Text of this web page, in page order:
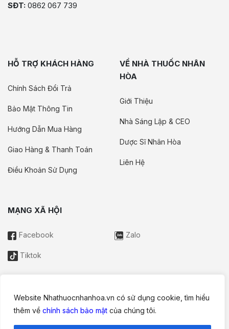
Website Nhathuocnhanhoa.vn có sử dụng cookie, tìm hiểu
thêm về chính sách bảo mật của chúng tôi.
SĐT: 0862 067 739
HỖ TRỢ KHÁCH HÀNG
Chính Sách Đổi Trả
Bảo Mật Thông Tin
Hướng Dẫn Mua Hàng
Giao Hàng & Thanh Toán
Điều Khoản Sử Dụng
VỀ NHÀ THUỐC NHÂN
HÒA
Giới Thiệu
Nhà Sáng Lập & CEO
Dược Sĩ Nhân Hòa
Liên Hệ
MẠNG XÃ HỘI
Facebook Zalo
Tiktok
Thông tin trên website này chỉ mang tính chất nội bộ tham khảo;